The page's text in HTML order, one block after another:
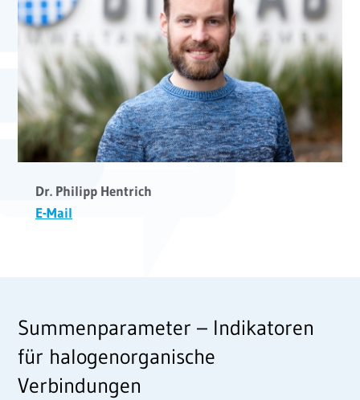
Dr. Philipp Hentrich
E-Mail
Summenparameter – Indikatoren
für halogenorganische
Verbindungen